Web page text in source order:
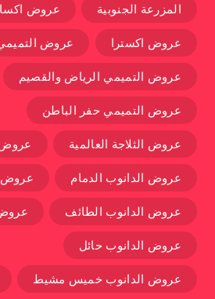
المزرعة الجنوبية عروض
عروض اكسترا عروض
عروض التميمي الرياض والقصيم
عروض التميمي حفر الباطن
عروض الثلاجة العالمية عروض
عروض الدانوب الدمام عروض
عروض الدانوب الطائف
عروض الدانوب حائل
عروض الدانوب خميس مشيط